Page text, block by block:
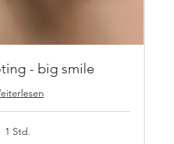
- big smile
1 Std.